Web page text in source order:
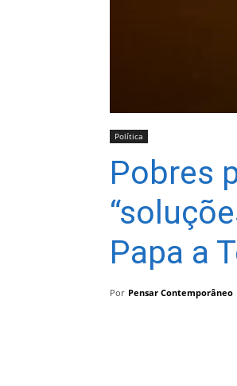
Política
Pobres
Papa a
Por Pensar Contemporâneo